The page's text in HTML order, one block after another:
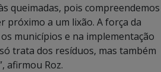
queimadas, pois compreendemos
próximo a um lixão. A força da
municípios e na implementação
trata dos resíduos, mas também
afirmou Roz.